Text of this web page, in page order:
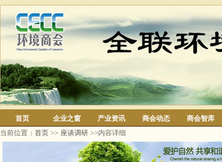
首页 企业之窗 产业资讯 商会动态
商会智库
当前位置： 首页 >> 座谈调研 >>内容详细